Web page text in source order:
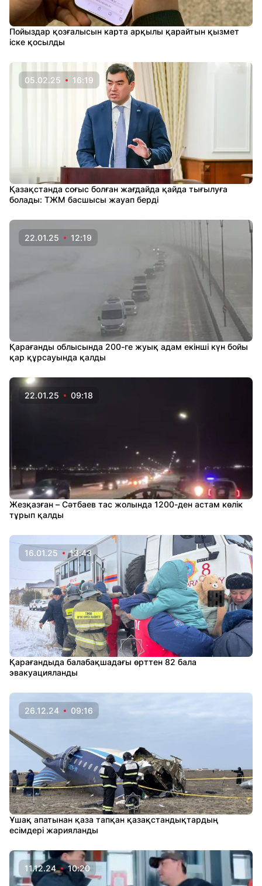
Пойыздар қозғалысын карта арқылы қарайтын қызмет
іске қосылды
05.02.25 16:19
Қазақстанда соғыс болған жағдайда қайда тығылуға
болады: ТЖМ басшысы жауап берді
22.01.25 12:19
Қарағанды облысында 200-ге жуық адам екінші күн бойы
қар құрсауында қалды
22.01.25 09:18
Жезқазған – Сәтбаев тас жолында 1200-ден астам көлік
тұрып қалды
16.01.25 13:43
Қарағандыда балабақшадағы өрттен 82 бала
эвакуацияланды
26.12.24 09:16
Ұшақ апатынан қаза тапқан қазақстандықтардың
есімдері жарияланды
11.12.24 10:20